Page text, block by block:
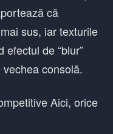
că
sus, iar texturile
de “blur”
consolă.
Aici, orice